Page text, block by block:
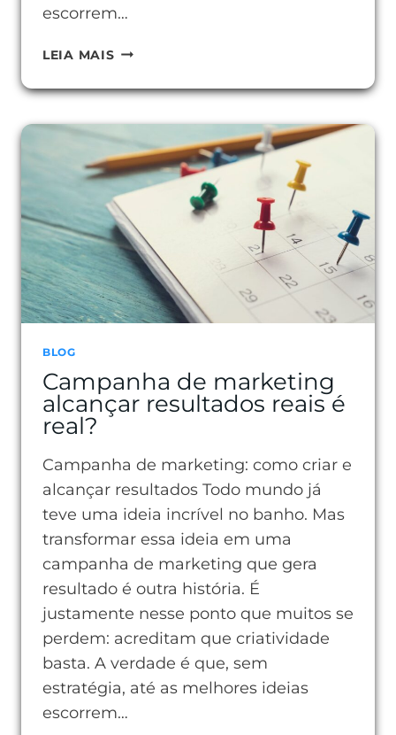
escorrem…
LEIA MAISCAMPANHA
ALCANÇAR
RESULTADOS
REAIS
É
REAL?
BLOG
Campanha de marketing
alcançar resultados reais é
real?
Campanha de marketing: como criar e
alcançar resultados Todo mundo já
teve uma ideia incrível no banho. Mas
transformar essa ideia em uma
campanha de marketing que gera
resultado é outra história. É
justamente nesse ponto que muitos se
perdem: acreditam que criatividade
basta. A verdade é que, sem
estratégia, até as melhores ideias
escorrem…